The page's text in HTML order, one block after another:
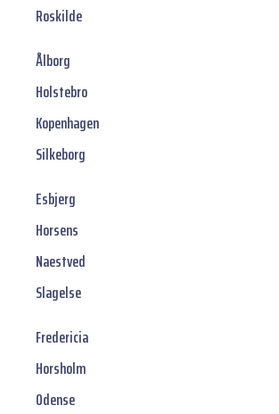
Roskilde
Ålborg
Holstebro
Kopenhagen
Silkeborg
Esbjerg
Horsens
Naestved
Slagelse
Fredericia
Horsholm
Odense